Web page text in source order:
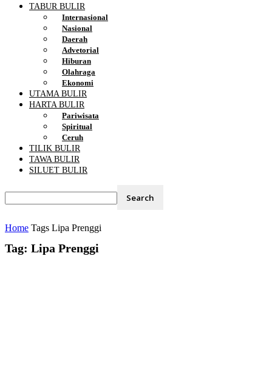
TABUR BULIR
Internasional
Nasional
Daerah
Advetorial
Hiburan
Olahraga
Ekonomi
UTAMA BULIR
HARTA BULIR
Pariwisata
Spiritual
Ceruh
TILIK BULIR
TAWA BULIR
SILUET BULIR
Home Tags Lipa Prenggi
Tag: Lipa Prenggi